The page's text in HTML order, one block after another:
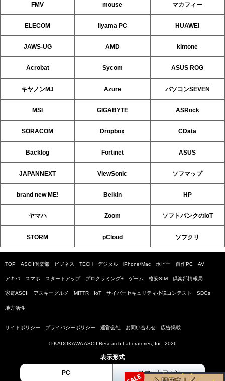
FMV mouse マカフィー
ELECOM iiyama PC HUAWEI
JAWS-UG AMD kintone
Acrobat Sycom ASUS ROG
キヤノンMJ Azure パソコンSEVEN
MSI GIGABYTE ASRock
SORACOM Dropbox CData
Backlog Fortinet ASUS
JAPANNEXT ViewSonic ソフマップ
brand new ME! Belkin HP
ヤマハ Zoom ソフトバンクのIoT
STORM pCloud ソフクリ
TOP ASCII倶楽部 ビジネス TECH デジタル iPhone/Mac ホビー 自作PC AV
アキバ スマホ スタートアップ プログラミング+ ゲーム 格安SIM 倶楽部情報局
家電ASCII アスキーグルメ MITTR IoT サイバーセキュリティ小説コンテスト SDGs
地方活性
サイトポリシー プライバシーポリシー 運営会社 お問い合わせ 広告掲載
© KADOKAWA ASCII Research Laboratories, Inc. 2026
表示形式
PC スマートフォン